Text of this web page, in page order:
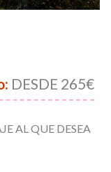
DESDE 265€
AL QUE DESEA